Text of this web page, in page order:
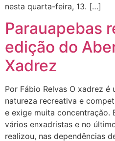
nesta quarta-feira, 13. […]
Parauapebas
edição do
Xadrez
Por Fábio Relvas O xadrez
natureza recreativa e
e exige muita concentração.
vários enxadristas e no
realizou, nas dependências